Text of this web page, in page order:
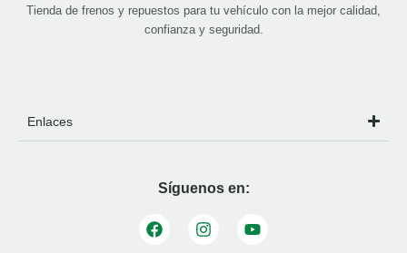
Tienda de frenos y repuestos para tu vehículo con la mejor calidad,
confianza y seguridad.
Enlaces
Síguenos en: